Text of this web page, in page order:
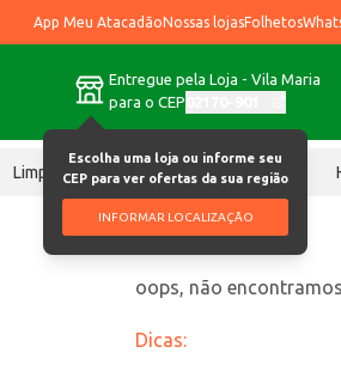
App Meu AtacadãoNossas lojasFolhetos
Entregue pela Loja - Vila Maria
para o CEP
Escolha uma loja ou informe seu
CEP para ver ofertas da sua região
INFORMAR LOCALIZAÇÃO
Limpeza Chocolates
oops, não
Dicas: